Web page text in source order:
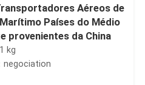
Aéreos de
Países do Médio
provenientes da China
kg
negociation